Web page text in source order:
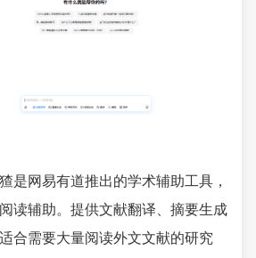
是网易有道推出的学术辅助工具，
读辅助。提供文献翻译、摘要生成
合需要大量阅读外文文献的研究